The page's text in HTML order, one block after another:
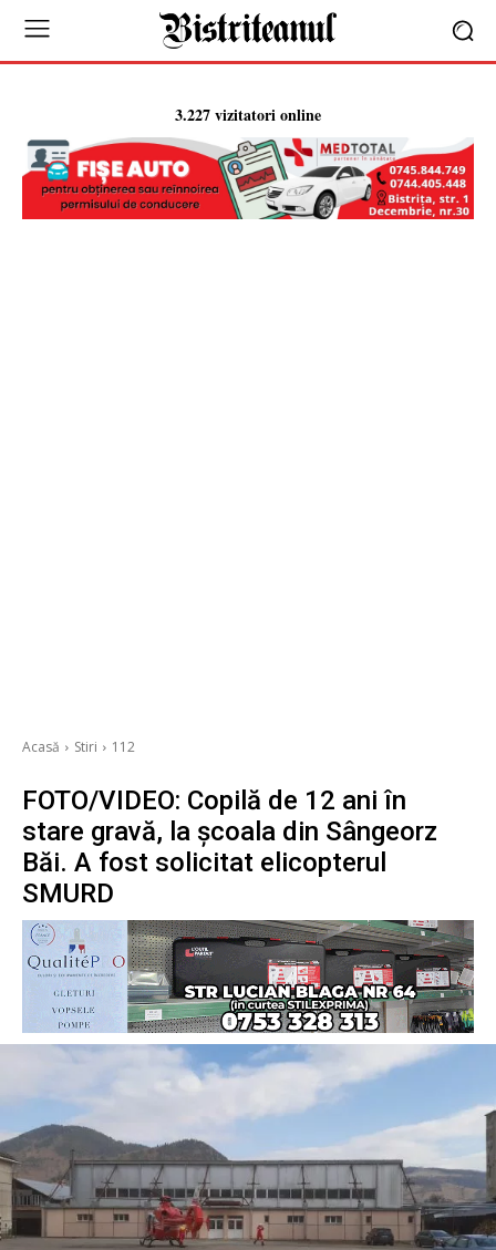
3.227 vizitatori online
Acasă Stiri 112
FOTO/VIDEO: Copilă de 12 ani în
stare gravă, la școala din Sângeorz
Băi. A fost solicitat elicopterul
SMURD